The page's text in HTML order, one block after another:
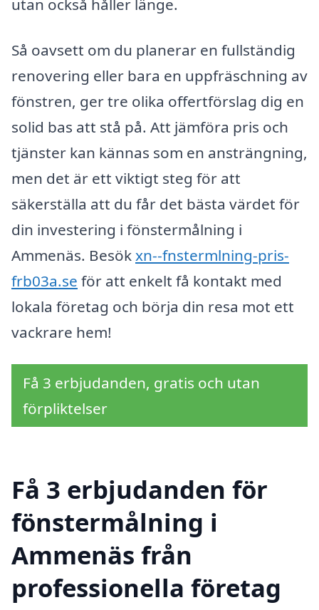
utan också håller länge.
Så oavsett om du planerar en fullständig
renovering eller bara en uppfräschning av
fönstren, ger tre olika offertförslag dig en
solid bas att stå på. Att jämföra pris och
tjänster kan kännas som en ansträngning,
men det är ett viktigt steg för att
säkerställa att du får det bästa värdet för
din investering i fönstermålning i
Ammenäs. Besökxn--fnstermlning-pris-
frb03a.se för att enkelt få kontakt med
lokala företag och börja din resa mot ett
vackrare hem!
Få 3 erbjudanden, gratis och utan
förpliktelser
Få 3 erbjudanden för
fönstermålning i
Ammenäs från
professionella företag